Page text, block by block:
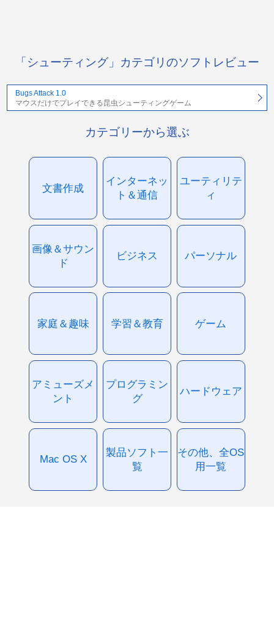
「シューティング」カテゴリのソフトレビュー
Bugs Attack 1.0
マウスだけでプレイできる昆虫シューティングゲーム
カテゴリーから選ぶ
文書作成
インターネッ
ト＆通信
ユーティリテ
ィ
画像＆サウン
ド
ビジネス パーソナル
家庭＆趣味 学習＆教育 ゲーム
アミューズメ
ント
プログラミン
グ
ハードウェア
Mac OS X
製品ソフト一
覧
その他、全OS
用一覧